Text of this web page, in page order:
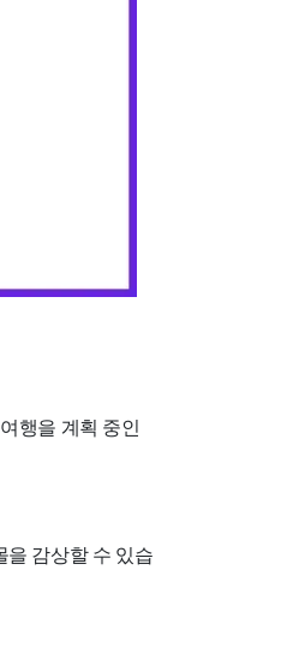
행을 계획 중인
을 감상할 수 있습